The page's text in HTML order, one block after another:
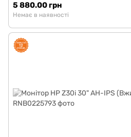
5 880.00 грн
Немає в наявності